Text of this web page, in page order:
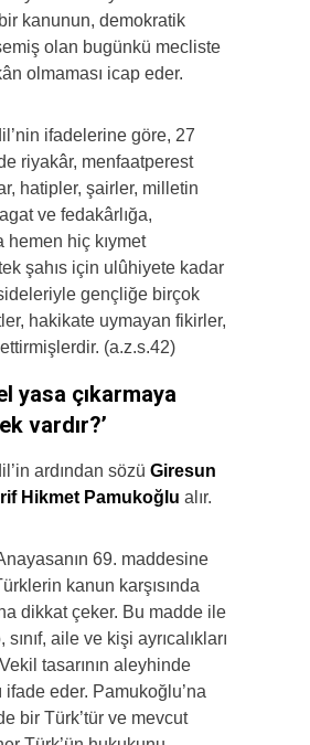
kanunun, demokratik
olan bugünkü mecliste
olmaması icap eder.
ifadelerine göre, 27
riyakâr, menfaatperest
hatipler, şairler, milletin
ve fedakârlığa,
hemen hiç kıymet
şahıs için ulûhiyete kadar
gençliğe birçok
hakikate uymayan fikirler,
(a.z.s.42)
yasa çıkarmaya
vardır?’
ardından sözü Giresun
Hikmet Pamukoğlu alır.
69. maddesine
kanun karşısında
dikkat çeker. Bu madde ile
aile ve kişi ayrıcalıkları
Vekil tasarının aleyhinde
ifade eder. Pamukoğlu’na
bir Türk’tür ve mevcut